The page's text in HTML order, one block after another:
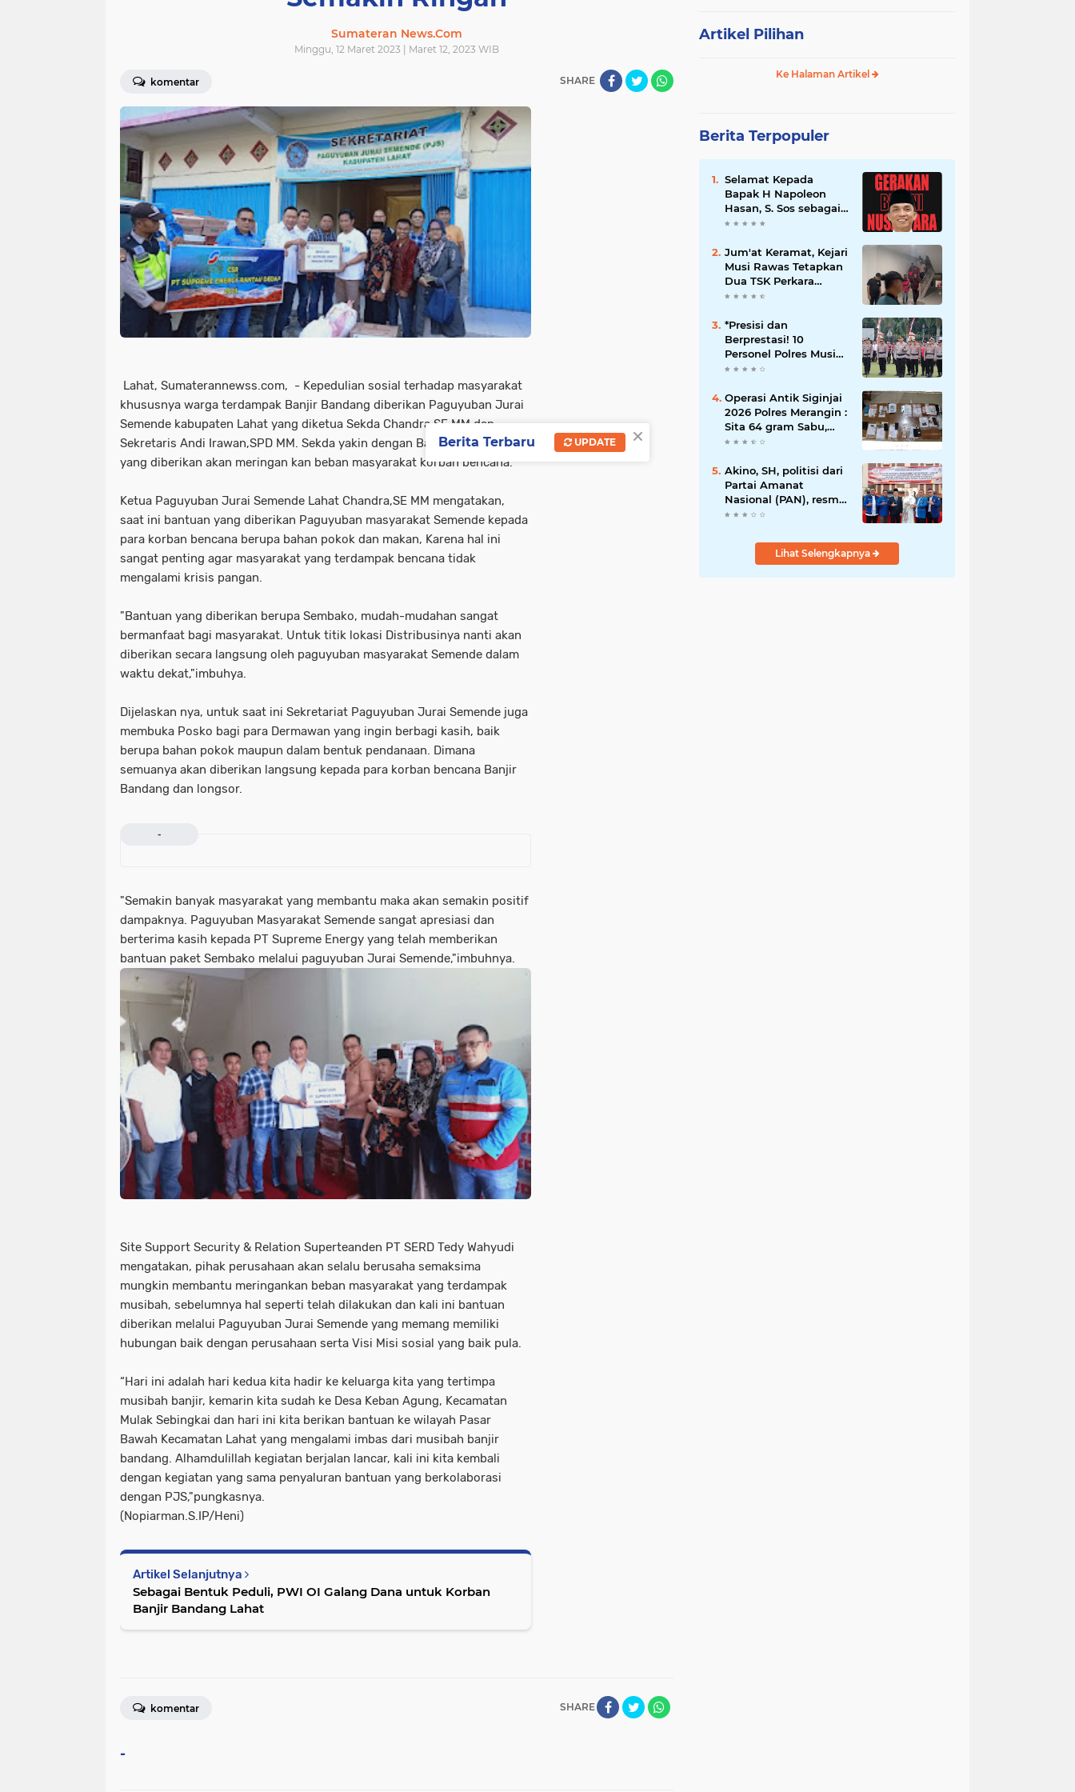
Sumateran News.Com
Minggu, 12 Maret 2023 | Maret 12, 2023 WIB
komentar SHARE
Lahat, Sumaterannewss.com, - Kepedulian sosial terhadap masyarakat
khususnya warga terdampak Banjir Bandang diberikan Paguyuban Jurai
Semende kabupaten Lahat yang diketua Sekda Chandra,SE MM dan
Sekretaris Andi Irawan,SPD MM. Sekda yakin dengan Bantuan pangan
yang diberikan akan meringan kan beban masyarakat korban bencana.
Ketua Paguyuban Jurai Semende Lahat Chandra,SE MM mengatakan,
saat ini bantuan yang diberikan Paguyuban masyarakat Semende kepada
para korban bencana berupa bahan pokok dan makan, Karena hal ini
sangat penting agar masyarakat yang terdampak bencana tidak
mengalami krisis pangan.
"Bantuan yang diberikan berupa Sembako, mudah-mudahan sangat
bermanfaat bagi masyarakat. Untuk titik lokasi Distribusinya nanti akan
diberikan secara langsung oleh paguyuban masyarakat Semende dalam
waktu dekat,"imbuhya.
Dijelaskan nya, untuk saat ini Sekretariat Paguyuban Jurai Semende juga
membuka Posko bagi para Dermawan yang ingin berbagi kasih, baik
berupa bahan pokok maupun dalam bentuk pendanaan. Dimana
semuanya akan diberikan langsung kepada para korban bencana Banjir
Bandang dan longsor.
-
"Semakin banyak masyarakat yang membantu maka akan semakin positif
dampaknya. Paguyuban Masyarakat Semende sangat apresiasi dan
berterima kasih kepada PT Supreme Energy yang telah memberikan
bantuan paket Sembako melalui paguyuban Jurai Semende,"imbuhnya.
Site Support Security & Relation Superteanden PT SERD Tedy Wahyudi
mengatakan, pihak perusahaan akan selalu berusaha semaksima
mungkin membantu meringankan beban masyarakat yang terdampak
musibah, sebelumnya hal seperti telah dilakukan dan kali ini bantuan
diberikan melalui Paguyuban Jurai Semende yang memang memiliki
hubungan baik dengan perusahaan serta Visi Misi sosial yang baik pula.
“Hari ini adalah hari kedua kita hadir ke keluarga kita yang tertimpa
musibah banjir, kemarin kita sudah ke Desa Keban Agung, Kecamatan
Mulak Sebingkai dan hari ini kita berikan bantuan ke wilayah Pasar
Bawah Kecamatan Lahat yang mengalami imbas dari musibah banjir
bandang. Alhamdulillah kegiatan berjalan lancar, kali ini kita kembali
dengan kegiatan yang sama penyaluran bantuan yang berkolaborasi
dengan PJS,"pungkasnya.
(Nopiarman.S.IP/Heni)
Artikel Selanjutnya
Sebagai Bentuk Peduli, PWI OI Galang Dana untuk Korban
Banjir Bandang Lahat
SHARE
komentar
-
Artikel Pilihan
Ke Halaman Artikel
Berita Terpopuler
Selamat Kepada
Bapak H Napoleon
Hasan, S. Sos sebagai
Ketua DPD G. BRAN
Jum'at Keramat, Kejari
Musi Rawas Tetapkan
Dua TSK Perkara
Dugaan Korupsi Dana
*Presisi dan
Berprestasi! 10
Personel Polres Musi
Rawas Raih
Bergengsi dari
Kapolda Sumsel*
Operasi Antik Siginjai
2026 Polres Merangin :
Sita 64 gram Sabu,
42,46 gram Ganja, 5
Amankan 21 Orang
Tersangka
Akino, SH, politisi dari
Partai Amanat
Nasional (PAN), resmi
dilantik sebagai
Lihat Selengkapnya
×
Berita Terbaru UPDATE